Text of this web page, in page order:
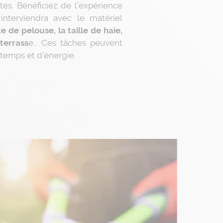
Bénéficiez de l’expérience
avec le matériel
de pelouse, la taille de haie,
e… Ces tâches peuvent
et d’énergie.